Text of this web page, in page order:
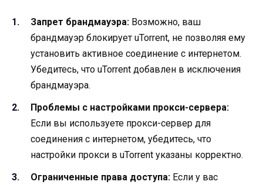
Запрет брандмауэра: Возможно, ваш
брандмауэр блокирует uTorrent, не позволяя ему
установить активное соединение с интернетом.
Убедитесь, что uTorrent добавлен в исключения
брандмауэра.
Проблемы с настройками прокси-сервера:
Если вы используете прокси-сервер для
соединения с интернетом, убедитесь, что
настройки прокси в uTorrent указаны корректно.
Ограниченные права доступа: Если у вас